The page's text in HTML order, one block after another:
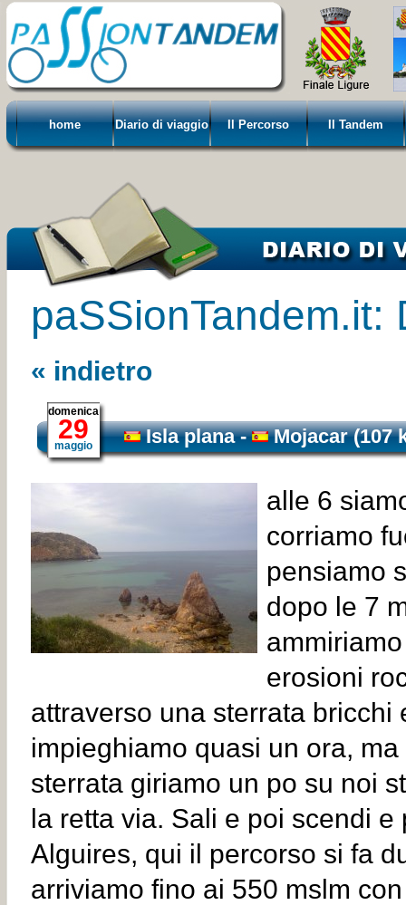
home Diario di viaggio Il Percorso Il Tandem
paSSionTandem.it:
« indietro
domenica
29
maggio Isla plana- Mojacar(107
alle 6
corriamo
pensiamo
dopo le 7
erosioni
attraverso una sterrata bricchi
impieghiamo quasi un ora,
sterrata giriamo un po su noi
la retta via. Sali e poi scendi
Alguires, qui il percorso si fa
arriviamo fino ai 550 mslm